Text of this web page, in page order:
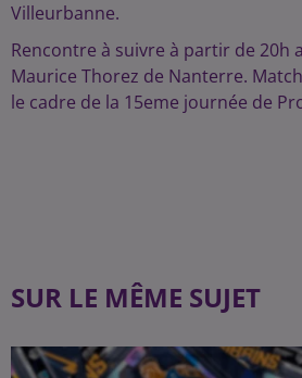
Villeurbanne.
Rencontre à suivre à partir de 20h
Maurice Thorez de Nanterre.
le cadre de la 15eme journée de
SUR LE MÊME SUJET